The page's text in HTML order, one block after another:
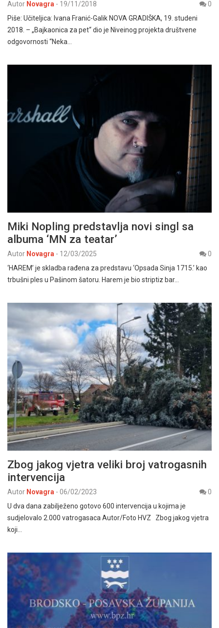
Autor Novagra - 19/11/2018
0
Piše: Učiteljica: Ivana Franić-Galik NOVA GRADIŠKA, 19. studeni
2018. – „Bajkaonica za pet“ dio je Niveinog projekta društvene
odgovornosti “Neka…
Miki Nopling predstavlja novi singl sa
albuma ‘MN za teatar’
Autor Novagra - 12/03/2025
0
‘HAREM’ je skladba rađena za predstavu ‘Opsada Sinja 1715.’ kao
trbušni ples u Pašinom šatoru. Harem je bio striptiz bar…
Zbog jakog vjetra veliki broj vatrogasnih
intervencija
Autor Novagra - 06/02/2023
0
U dva dana zabilježeno gotovo 600 intervencija u kojima je
sudjelovalo 2.000 vatrogasaca Autor/Foto HVZ Zbog jakog vjetra
koji…